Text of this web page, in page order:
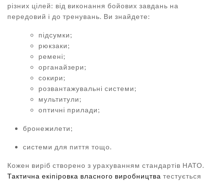
різних цілей: від виконання бойових завдань на
передовий і до тренувань. Ви знайдете:
підсумки;
рюкзаки;
ремені;
органайзери;
сокири;
розвантажувальні системи;
мультитули;
оптичні прилади;
бронежилети;
системи для пиття тощо.
Кожен виріб створено з урахуванням стандартів НАТО.
Тактична екіпіровка власного виробництва тестується